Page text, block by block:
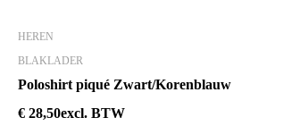
HEREN
BLAKLADER
Poloshirt piqué Zwart/Korenblauw
€ 28,50excl. BTW